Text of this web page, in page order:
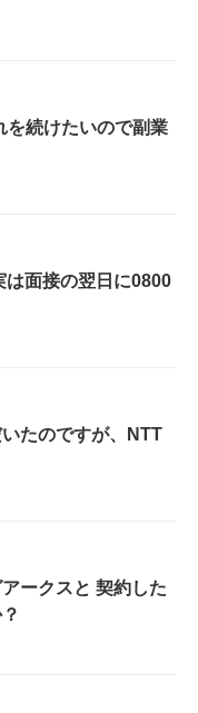
続けたいので副業
は面接の翌日に0800
たのですが、NTT
ークスと 契約した